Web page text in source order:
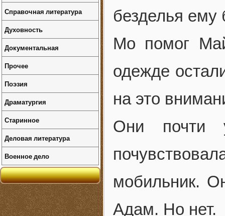
безделья ему
Мо помог
одежде
на это
Они почти
мобильник.
Адам. Но нет.
Справочная литература
Духовность
Документальная
Прочее
Поэзия
Драматургия
Старинное
Деловая литература
Военное дело